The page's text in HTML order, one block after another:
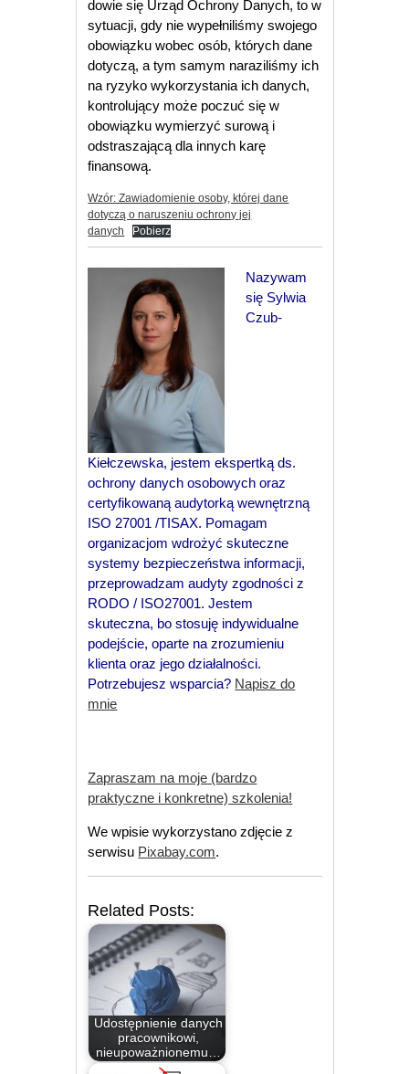
dowie się Urząd Ochrony Danych, to w
sytuacji, gdy nie wypełniliśmy swojego
obowiązku wobec osób, których dane
dotyczą, a tym samym naraziliśmy ich
na ryzyko wykorzystania ich danych,
kontrolujący może poczuć się w
obowiązku wymierzyć surową i
odstraszającą dla innych karę
finansową.
Wzór: Zawiadomienie osoby, której dane
dotyczą o naruszeniu ochrony jej
danych
Pobierz
Nazywam
się Sylwia
Czub-
Kiełczewska, jestem ekspertką ds.
ochrony danych osobowych oraz
certyfikowaną audytorką wewnętrzną
ISO 27001 /TISAX. Pomagam
organizacjom wdrożyć skuteczne
systemy bezpieczeństwa informacji,
przeprowadzam audyty zgodności z
RODO / ISO27001. Jestem
skuteczna, bo stosuję indywidualne
podejście, oparte na zrozumieniu
klienta oraz jego działalności.
Potrzebujesz wsparcia? Napisz do
mnie
Zapraszam na moje (bardzo
praktyczne i konkretne) szkolenia!
We wpisie wykorzystano zdjęcie z
serwisu Pixabay.com.
Related Posts:
Udostępnienie danych
pracownikowi,
nieupoważnionemu…